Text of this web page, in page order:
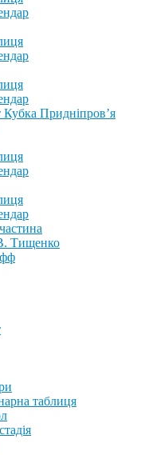
Кубка Придніпров’я
Тищенко
таблиця